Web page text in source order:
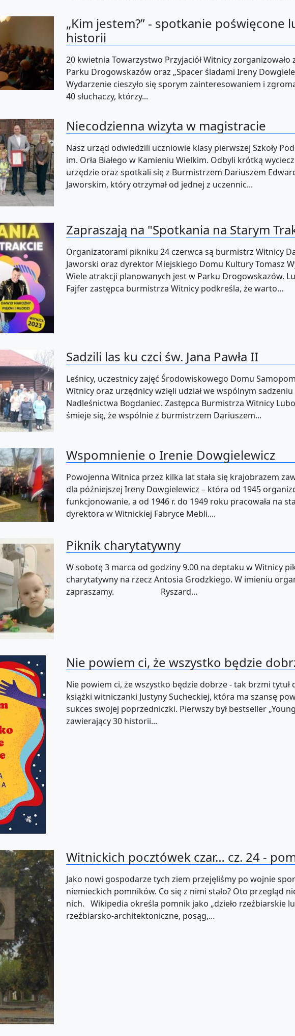
„Kim jestem?” - spotkanie poświęcone
historii
20 kwietnia Towarzystwo Przyjaciół Witnicy zorganizowało
Parku Drogowskazów oraz „Spacer śladami Ireny
Wydarzenie cieszyło się sporym zainteresowaniem i
40 słuchaczy, którzy...
Niecodzienna wizyta w magistracie
Nasz urząd odwiedzili uczniowie klasy pierwszej Szkoły
im. Orła Białego w Kamieniu Wielkim. Odbyli krótką
urzędzie oraz spotkali się z Burmistrzem Dariuszem
Jaworskim, który otrzymał od jednej z uczennic...
Zapraszają na "Spotkania na Starym
Organizatorami pikniku 24 czerwca są burmistrz Witnicy
Jaworski oraz dyrektor Miejskiego Domu Kultury Tomasz
Wiele atrakcji planowanych jest w Parku Drogowskazów.
Fajfer zastępca burmistrza Witnicy podkreśla, że warto...
Sadzili las ku czci św. Jana Pawła II
Leśnicy, uczestnicy zajęć Środowiskowego Domu
Witnicy oraz urzędnicy wzięli udział we wspólnym sadzeniu
Nadleśnictwa Bogdaniec. Zastępca Burmistrza Witnicy
śmieje się, że wspólnie z burmistrzem Dariuszem...
Wspomnienie o Irenie Dowgielewicz
Powojenna Witnica przez kilka lat stała się krajobrazem
dla późniejszej Ireny Dowgielewicz – która od 1945
funkcjonowanie, a od 1946 r. do 1949 roku pracowała na
dyrektora w Witnickiej Fabryce Mebli....
Piknik charytatywny
W sobotę 3 marca od godziny 9.00 na deptaku w Witnicy
charytatywny na rzecz Antosia Grodzkiego. W imieniu
zapraszamy. Ryszard...
Nie powiem ci, że wszystko będzie
Nie powiem ci, że wszystko będzie dobrze - tak brzmi tytuł
książki witniczanki Justyny Sucheckiej, która ma szansę
sukces swojej poprzedniczki. Pierwszy był bestseller
zawierający 30 historii...
Witnickich pocztówek czar… cz. 24 -
Jako nowi gospodarze tych ziem przejęliśmy po wojnie
niemieckich pomników. Co się z nimi stało? Oto przegląd
nich. Wikipedia określa pomnik jako „dzieło rzeźbiarskie
rzeźbiarsko-architektoniczne, posąg,...